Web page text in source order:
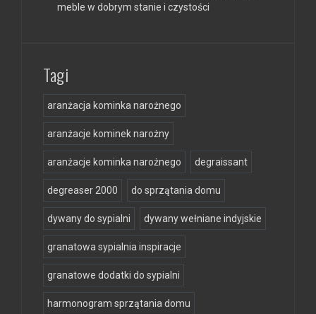
meble w dobrym stanie i czystości
Tagi
aranżacja kominka narożnego
aranżacje kominek narożny
aranżacje kominka narożnego degraissant
degreaser 2000 do sprzątania domu
dywany do sypialni dywany wełniane indyjskie
granatowa sypialnia inspiracje
granatowe dodatki do sypialni
harmonogram sprzątania domu